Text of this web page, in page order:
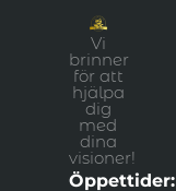
Vi
brinner
för att
hjälpa
dig
med
dina
visioner!
Öppettider: